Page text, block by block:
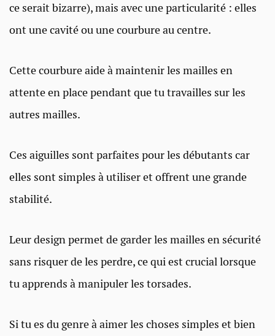
ce serait bizarre), mais avec une particularité : elles
ont une cavité ou une courbure au centre.
Cette courbure aide à maintenir les mailles en
attente en place pendant que tu travailles sur les
autres mailles.
Ces aiguilles sont parfaites pour les débutants car
elles sont simples à utiliser et offrent une grande
stabilité.
Leur design permet de garder les mailles en sécurité
sans risquer de les perdre, ce qui est crucial lorsque
tu apprends à manipuler les torsades.
Si tu es du genre à aimer les choses simples et bien